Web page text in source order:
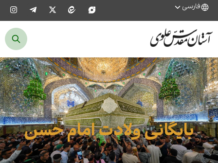
فارسی
بایگانی ولادت امام حسن